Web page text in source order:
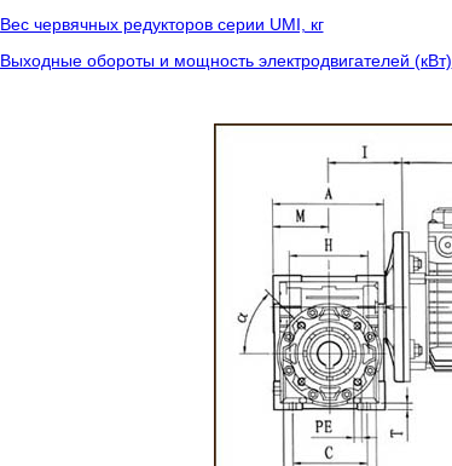
Вес червячных редукторов серии UMI, кг
Выходные обороты и мощность электродвигателей (кВт)